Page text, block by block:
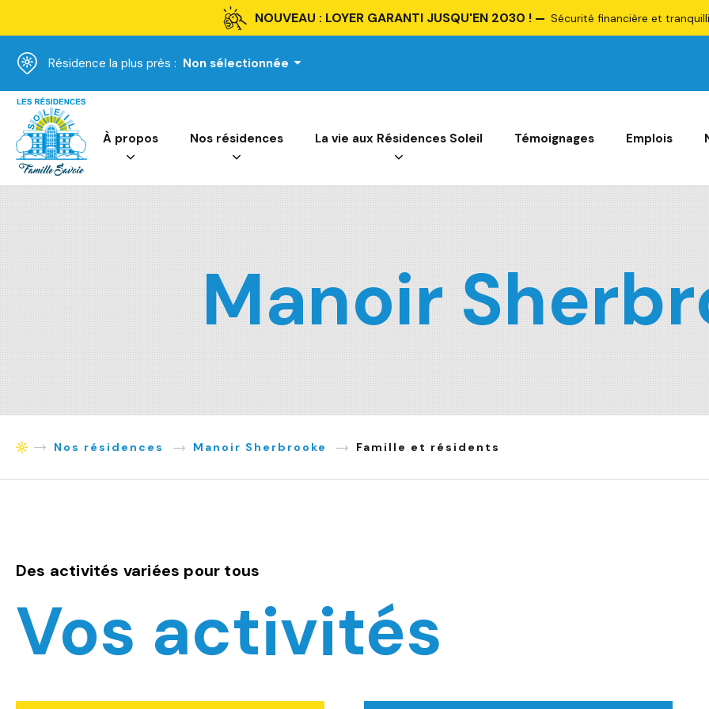
NOUVEAU : LOYER GARANTI JUSQU'EN 2030 ! Sécurité financière et
Résidence la plus près : Non sélectionnée
Accueil
À propos Nos résidences La vie aux Résidences Soleil Témoignages Emplois
Manoir
AccueilNos résidences Manoir Sherbrooke Famille et résidents
Des activités variées pour tous
Vos activités